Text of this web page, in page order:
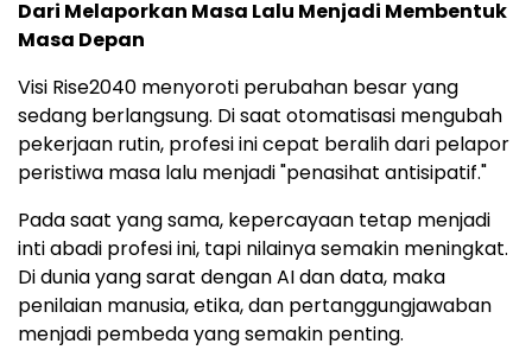
Dari Melaporkan Masa Lalu Menjadi Membentuk
Masa Depan
Visi Rise2040 menyoroti perubahan besar yang
sedang berlangsung. Di saat otomatisasi mengubah
pekerjaan rutin, profesi ini cepat beralih dari pelapor
peristiwa masa lalu menjadi "penasihat antisipatif."
Pada saat yang sama, kepercayaan tetap menjadi
inti abadi profesi ini, tapi nilainya semakin meningkat.
Di dunia yang sarat dengan AI dan data, maka
penilaian manusia, etika, dan pertanggungjawaban
menjadi pembeda yang semakin penting.